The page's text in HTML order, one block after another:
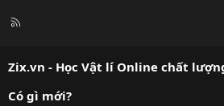
R
Zix.vn - Học Vật lí Online chất
Có gì mới?